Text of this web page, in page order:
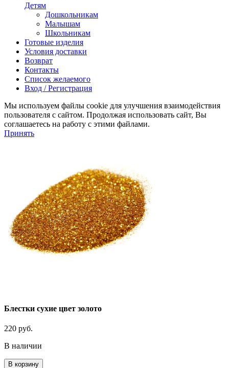
Детям
Дошкольникам
Малышам
Школьникам
Готовые изделия
Условия доставки
Возврат
Контакты
Список желаемого
Вход / Регистрация
Мы используем файлы cookie для улучшения взаимодействия
пользователя с сайтом. Продолжая использовать сайт, Вы
соглашаетесь на работу с этими файлами.
Принять
Блестки сухие цвет золото
220 руб.
В наличии
Количество
В корзину